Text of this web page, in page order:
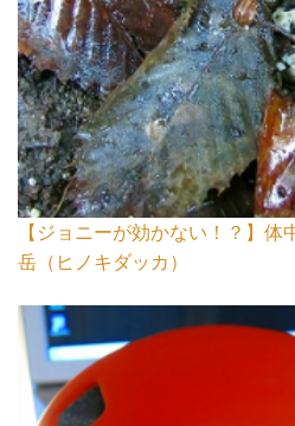
【ジョニーが効かない！？】
岳（ヒノキダッカ）